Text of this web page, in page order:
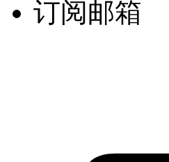
订阅邮箱